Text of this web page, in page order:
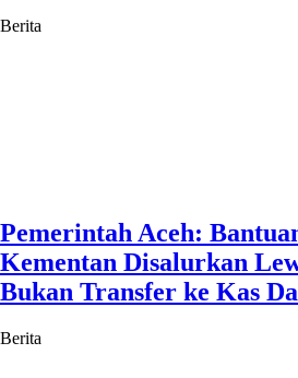
Berita
Pemerintah Aceh:
Kementan Disalurkan
Bukan Transfer ke Kas
Berita